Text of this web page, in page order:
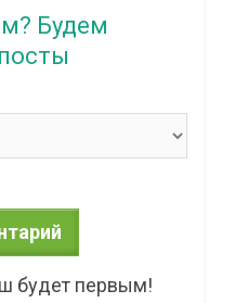
Будем
будет первым!